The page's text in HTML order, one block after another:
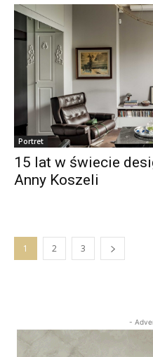
Portret
15 lat w świecie
Anny Koszeli
1 2 3
-